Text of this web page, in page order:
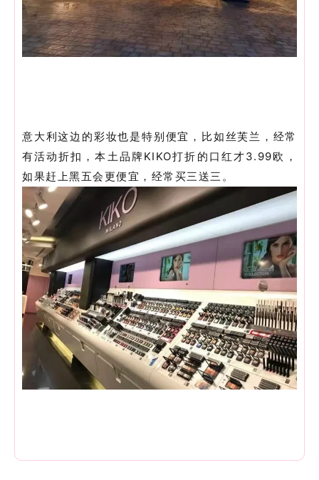
意大利这边的彩妆也是特别便宜，比如丝芙兰，经常
有活动折扣，本土品牌KIKO打折的口红才3.99欧，
如果赶上黑五会更便宜，经常买三送三。